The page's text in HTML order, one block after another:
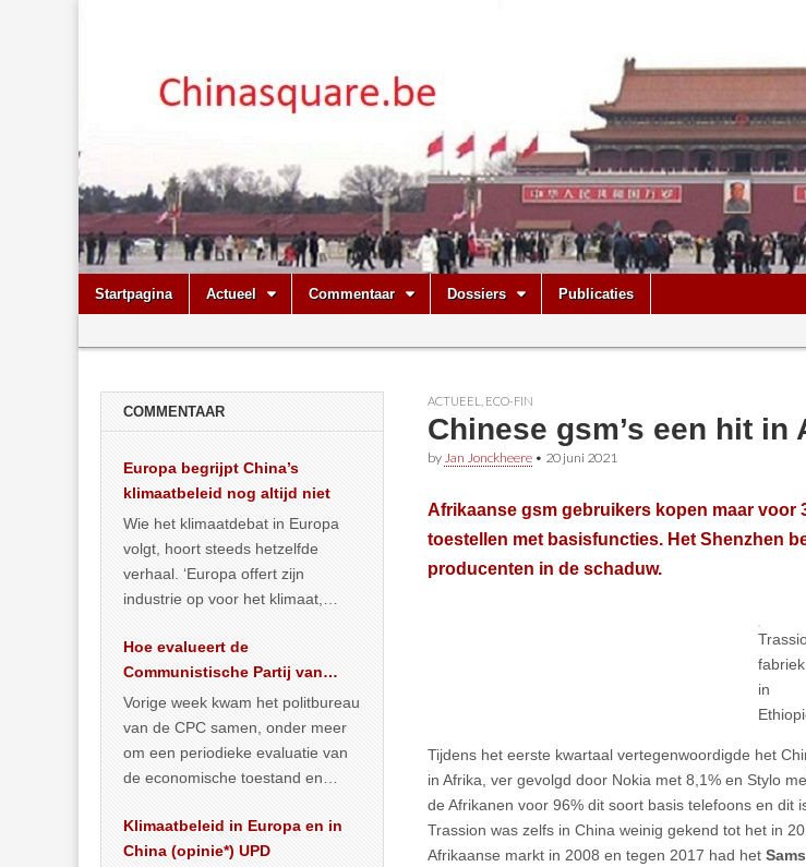
Chinasquare.be
Main
menu
Skip
Startpagina Actueel Commentaar Dossiers Publicaties
menu
ACTUEEL ECO-FIN
Chinese gsm’s een hit in
by Jan Jonckheere • 20 juni 2021
Afrikaanse gsm gebruikers kopen maar voor
toestellen met basisfuncties. Het Shenzhen
producenten in de schaduw.
fabriek
in
Tijdens het eerste kwartaal vertegenwoordigde het
in Afrika, ver gevolgd door Nokia met 8,1% en Stylo
de Afrikanen voor 96% dit soort basis telefoons en dit
Trassion was zelfs in China weinig gekend tot het in
Afrikaanse markt in 2008 en tegen 2017 had het
COMMENTAAR
Europa begrijpt China’s
klimaatbeleid nog altijd niet
Wie het klimaatdebat in Europa
volgt, hoort steeds hetzelfde
verhaal. ‘Europa offert zijn
industrie op voor het klimaat,
vergroening… >> lees meer
Hoe evalueert de
Communistische Partij van
China de economische
toestand?
Vorige week kwam het politbureau
van de CPC samen, onder meer
om een periodieke evaluatie van
de economische toestand en
publiceerden… >> lees meer
Klimaatbeleid in Europa en in
China (opinie*) UPD